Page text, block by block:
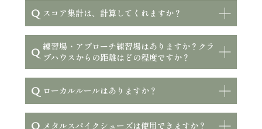
Q スコア集計は、計算してくれますか？
Q 練習場・アプローチ練習場はありますか？クラ
ブハウスからの距離はどの程度ですか？
Q ローカルルールはありますか？
Q メタルスパイクシューズは使用できますか？